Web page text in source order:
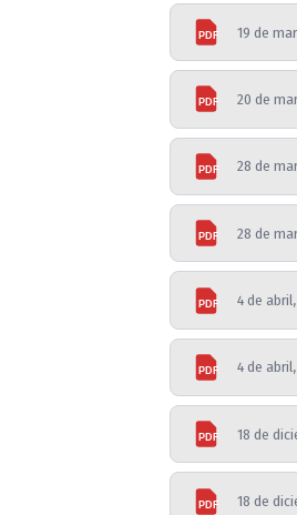
PDF 19 de
PDF 20 de
PDF 28 de
PDF 28 de
PDF 4 de
PDF 4 de
PDF 18 de
PDF 18 de